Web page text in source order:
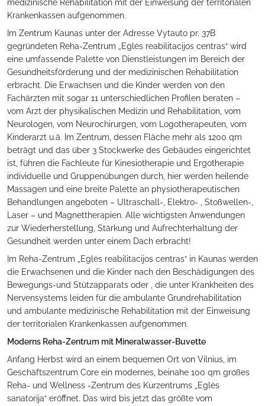
medizinische Rehabilitation mit der Einweisung der territorialen
Krankenkassen aufgenommen.
Im Zentrum Kaunas unter der Adresse Vytauto pr. 37B
gegründeten Reha-Zentrum „Eglės reabilitacijos centras“ wird
eine umfassende Palette von Dienstleistungen im Bereich der
Gesundheitsförderung und der medizinischen Rehabilitation
erbracht. Die Erwachsen und die Kinder werden von den
Fachärzten mit sogar 11 unterschiedlichen Profilen beraten –
vom Arzt der physikalischen Medizin und Rehabilitation, vom
Neurologen, vom Neurochirurgen, vom Logotherapeuten, vom
Kinderarzt u.ä. Im Zentrum, dessen Fläche mehr als 1200 qm
beträgt und das über 3 Stockwerke des Gebäudes eingerichtet
ist, führen die Fachleute für Kinesiotherapie und Ergotherapie
individuelle und Gruppenübungen durch, hier werden heilende
Massagen und eine breite Palette an physiotherapeutischen
Behandlungen angeboten – Ultraschall-, Elektro- , Stoßwellen-,
Laser – und Magnettherapien. Alle wichtigsten Anwendungen
zur Wiederherstellung, Stärkung und Aufrechterhaltung der
Gesundheit werden unter einem Dach erbracht!
Im Reha-Zentrum „Eglės reabilitacijos centras“ in Kaunas werden
die Erwachsenen und die Kinder nach den Beschädigungen des
Bewegungs-und Stützapparats oder , die unter Krankheiten des
Nervensystems leiden für die ambulante Grundrehabilitation
und ambulante medizinische Rehabilitation mit der Einweisung
der territorialen Krankenkassen aufgenommen.
Moderns Reha-Zentrum mit Mineralwasser-Buvette
Anfang Herbst wird an einem bequemen Ort von Vilnius, im
Geschäftszentrum Core ein modernes, beinahe 100 qm großes
Reha- und Wellness -Zentrum des Kurzentrums „Eglės
sanatorija“ eröffnet. Das wird bis jetzt das größte vom